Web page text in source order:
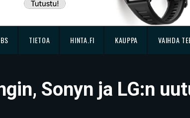
TIETOA HINTA.FI KAUPPA VAIHDA
Sonyn ja LG:n